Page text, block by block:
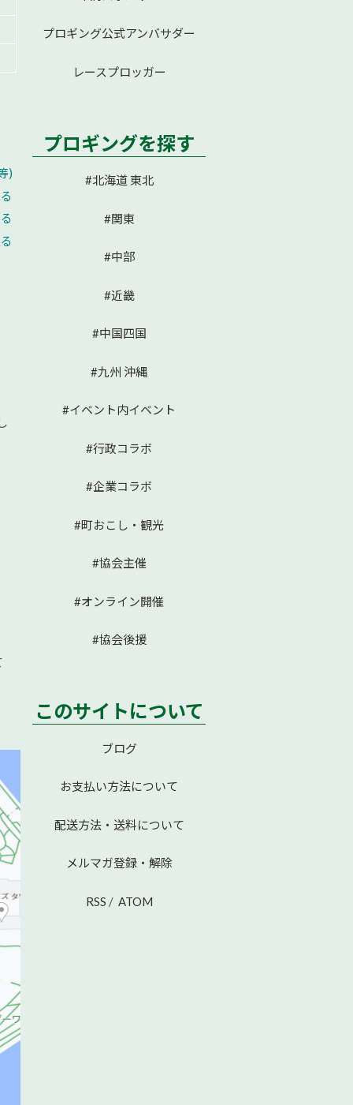
)
プロギング公式アンバサダー
レースプロッガー
プロギングを探す
#北海道 東北
#関東
#中部
#近畿
#中国四国
#九州 沖縄
#イベント内イベント
#行政コラボ
#企業コラボ
#町おこし・観光
#協会主催
#オンライン開催
#協会後援
このサイトについて
ブログ
お支払い方法について
配送方法・送料について
メルマガ登録・解除
RSS / ATOM